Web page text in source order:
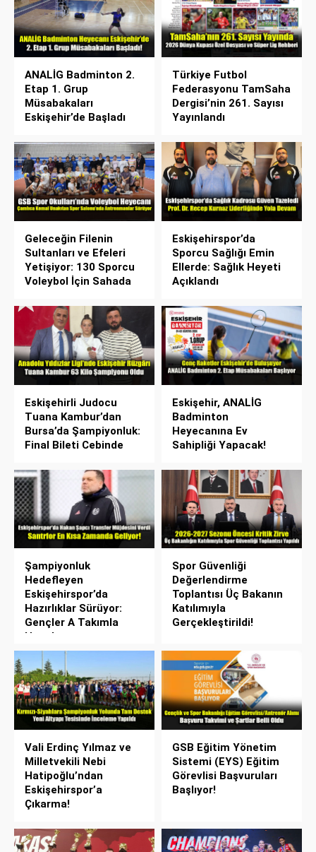
ANALİG Badminton 2.
Etap 1. Grup
Müsabakaları
Eskişehir’de Başladı
Türkiye Futbol
Federasyonu TamSaha
Dergisi’nin 261. Sayısı
Yayınlandı
Geleceğin Filenin
Sultanları ve Efeleri
Yetişiyor: 130 Sporcu
Voleybol İçin Sahada
Eskişehirspor’da
Sporcu Sağlığı Emin
Ellerde: Sağlık Heyeti
Açıklandı
Eskişehirli Judocu
Tuana Kambur’dan
Bursa’da Şampiyonluk:
Final Bileti Cebinde
Eskişehir, ANALİG
Badminton
Heyecanına Ev
Sahipliği Yapacak!
Şampiyonluk
Hedefleyen
Eskişehirspor’da
Hazırlıklar Sürüyor:
Gençler A Takımla
Hazırlanıyor
Spor Güvenliği
Değerlendirme
Toplantısı Üç Bakanın
Katılımıyla
Gerçekleştirildi!
Vali Erdinç Yılmaz ve
Milletvekili Nebi
Hatipoğlu’ndan
Eskişehirspor’a
Çıkarma!
GSB Eğitim Yönetim
Sistemi (EYS) Eğitim
Görevlisi Başvuruları
Başlıyor!